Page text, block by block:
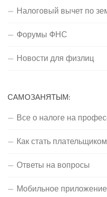
Налоговый вычет по
Форумы ФНС
Новости для физлиц
САМОЗАНЯТЫМ:
Все о налоге на
Как стать
Ответы на вопросы
Мобильное